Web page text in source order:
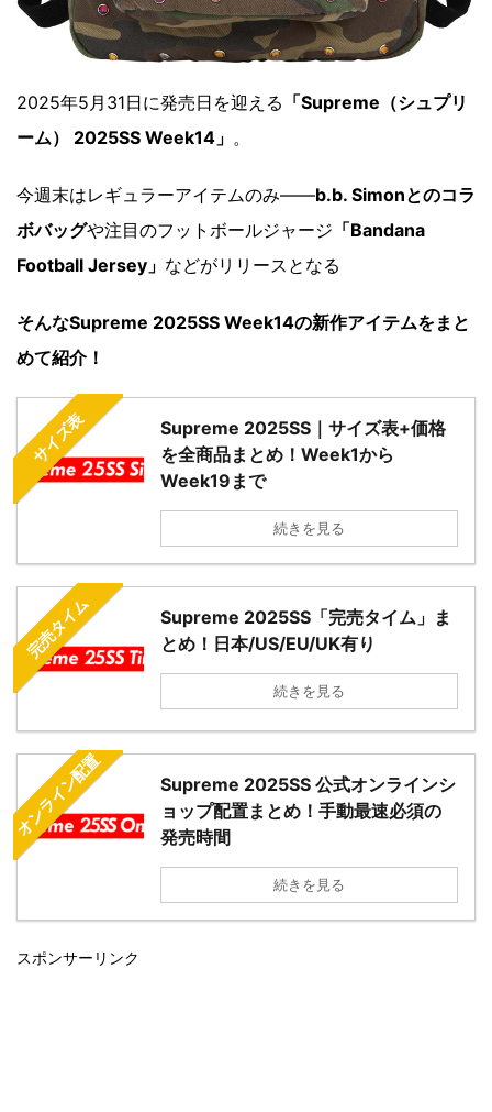
2025年5月31日に発売日を迎える 「Supreme（シュプリ
ーム） 2025SS Week14」 。
今週末はレギュラーアイテムのみ――b.b. Simonとのコラ
ボバッグや注目のフットボールジャージ 「Bandana
Football Jersey」 などがリリースとなる
そんなSupreme 2025SS Week14の新作アイテムをまと
めて紹介！
サイズ表
Supreme 2025SS｜サイズ表+価格
を全商品まとめ！Week1から
Week19まで
続きを見る
完売タイム
Supreme 2025SS「完売タイム」ま
とめ！日本/US/EU/UK有り
続きを見る
オンライン配置
Supreme 2025SS 公式オンラインシ
ョップ配置まとめ！手動最速必須の
発売時間
続きを見る
スポンサーリンク